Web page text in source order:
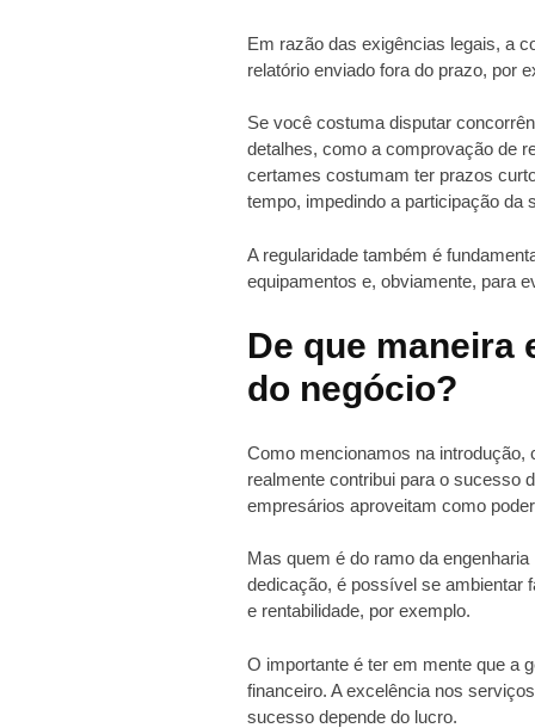
Em razão das exigências legais, a
relatório enviado fora do prazo, por
Se você costuma disputar
detalhes, como a comprovação de
certames costumam ter prazos
tempo, impedindo a participação da
A regularidade também é
equipamentos e, obviamente, para
De que maneira
do negócio?
Como mencionamos na
realmente contribui para o sucesso
empresários aproveitam como
Mas quem é do ramo da
dedicação, é possível se ambientar
e rentabilidade, por exemplo.
O importante é ter em mente que a
financeiro. A excelência nos
sucesso depende do lucro.